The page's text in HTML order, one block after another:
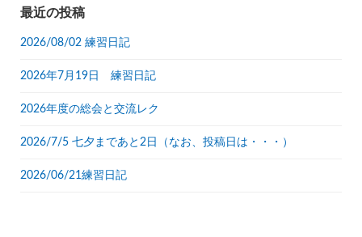
ー
最近の投稿
2026/08/02 練習日記
2026年7月19日 練習日記
2026年度の総会と交流レク
2026/7/5 七夕まであと2日（なお、投稿日は・・・）
2026/06/21練習日記